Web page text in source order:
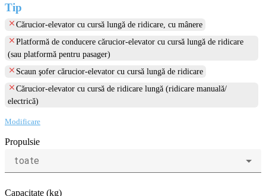
Tip
clear Cărucior-elevator cu cursă lungă de ridicare, cu mânere
clear Platformă de conducere cărucior-elevator cu cursă lungă de ridicare
(sau platformă pentru pasager)
clear Scaun şofer cărucior-elevator cu cursă lungă de ridicare
clear Cărucior-elevator cu cursă de ridicare lungă (ridicare manuală/
electrică)
Modificare
Propulsie
toate
Capacitate (kg)